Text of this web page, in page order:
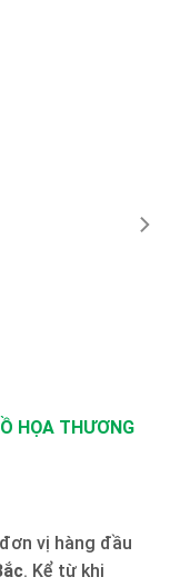
HỌA THƯƠNG
vị hàng đầu
. Kể từ khi